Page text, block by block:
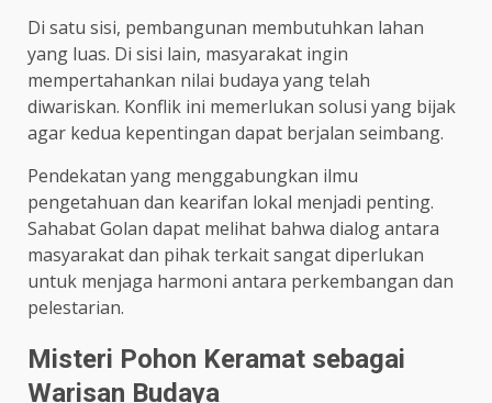
Di satu sisi, pembangunan membutuhkan lahan
yang luas. Di sisi lain, masyarakat ingin
mempertahankan nilai budaya yang telah
diwariskan. Konflik ini memerlukan solusi yang bijak
agar kedua kepentingan dapat berjalan seimbang.
Pendekatan yang menggabungkan ilmu
pengetahuan dan kearifan lokal menjadi penting.
Sahabat Golan dapat melihat bahwa dialog antara
masyarakat dan pihak terkait sangat diperlukan
untuk menjaga harmoni antara perkembangan dan
pelestarian.
Misteri Pohon Keramat sebagai
Warisan Budaya